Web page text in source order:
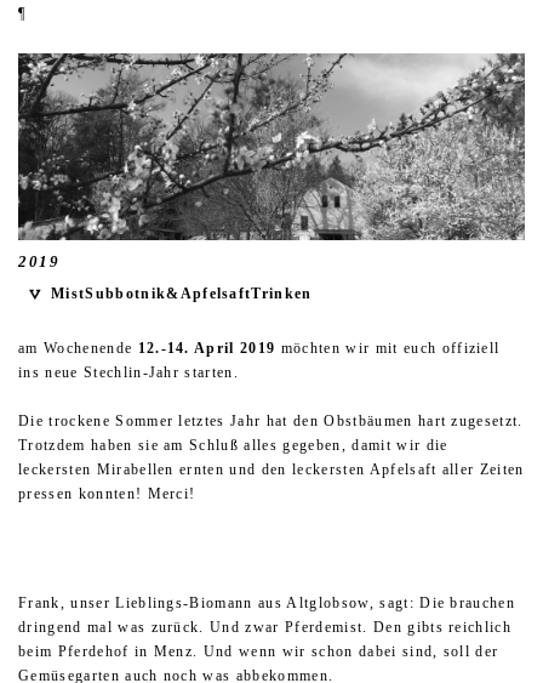
¶
2019
MistSubbotnik&ApfelsaftTrinken
am Wochenende 12.-14. April 2019 möchten wir mit euch offiziell
ins neue Stechlin-Jahr starten.
Die trockene Sommer letztes Jahr hat den Obstbäumen hart zugesetzt.
Trotzdem haben sie am Schluß alles gegeben, damit wir die
leckersten Mirabellen ernten und den leckersten Apfelsaft aller Zeiten
pressen konnten! Merci!
Frank, unser Lieblings-Biomann aus Altglobsow, sagt: Die brauchen
dringend mal was zurück. Und zwar Pferdemist. Den gibts reichlich
beim Pferdehof in Menz. Und wenn wir schon dabei sind, soll der
Gemüsegarten auch noch was abbekommen.